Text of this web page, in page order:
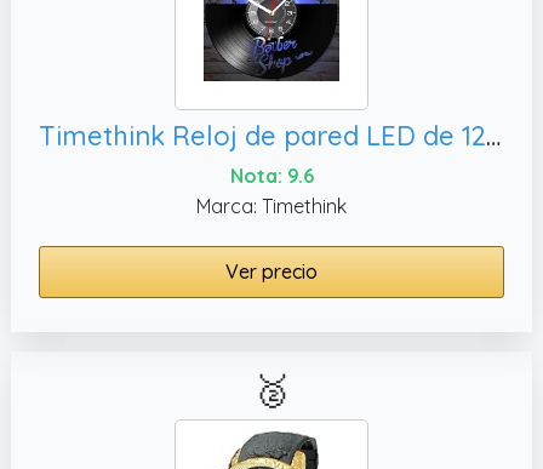
Timethink Reloj de pared LED de 12 pulgadas con 7 modos luminosos, regalo
Nota: 9.6
Marca: Timethink
Ver precio
🥈